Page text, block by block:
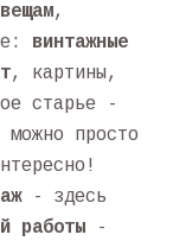
,
винтажные
, картины,
старье -
просто
- здесь
работы -